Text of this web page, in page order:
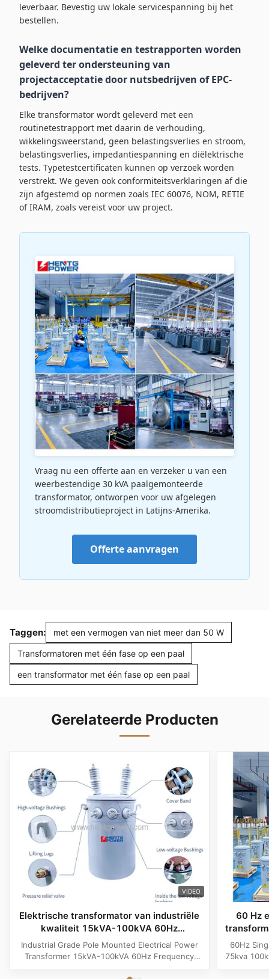
leverbaar. Bevestig uw lokale servicespanning bij het
bestellen.
Welke documentatie en testrapporten worden
geleverd ter ondersteuning van
projectacceptatie door nutsbedrijven of EPC-
bedrijven?
Elke transformator wordt geleverd met een
routinetestrapport met daarin de verhouding,
wikkelingsweerstand, geen belastingsverlies en stroom,
belastingsverlies, impedantiespanning en diëlektrische
tests. Typetestcertificaten kunnen op verzoek worden
verstrekt. We geven ook conformiteitsverklaringen af ​​die
zijn afgestemd op normen zoals IEC 60076, NOM, RETIE
of IRAM, zoals vereist voor uw project.
Vraag nu een offerte aan en verzeker u van een
weerbestendige 30 kVA paalgemonteerde
transformator, ontworpen voor uw afgelegen
stroomdistributieproject in Latijns-Amerika.
Offerte aanvragen
Taggen: met een vermogen van niet meer dan 50 W
Transformatoren met één fase op een paal
een transformator met één fase op een paal
Gerelateerde Producten
VIDEO
Elektrische transformator van industriële
kwaliteit 15kVA-100kVA 60Hz
Frequentie
Industrial Grade Pole Mounted Electrical Power
Transformer 15kVA-100kVA 60Hz Frequency
60 Hz
60Hz
75kva